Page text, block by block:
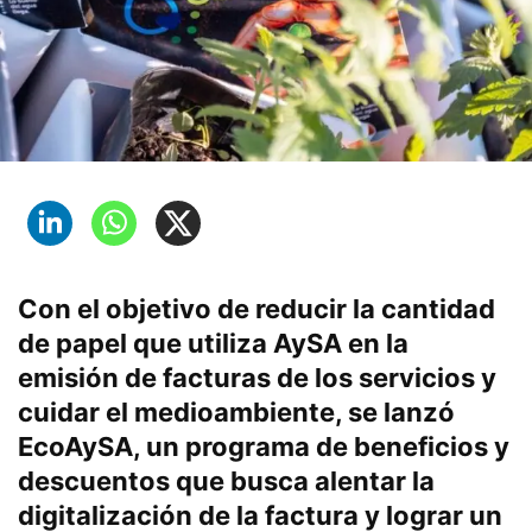
Con el objetivo de reducir la cantidad
de papel que utiliza AySA en la
emisión de facturas de los servicios y
cuidar el medioambiente, se lanzó
EcoAySA, un programa de beneficios y
descuentos que busca alentar la
digitalización de la factura y lograr un